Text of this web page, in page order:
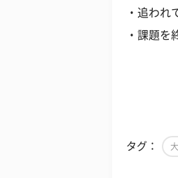
・追われ
・課題を
タグ：